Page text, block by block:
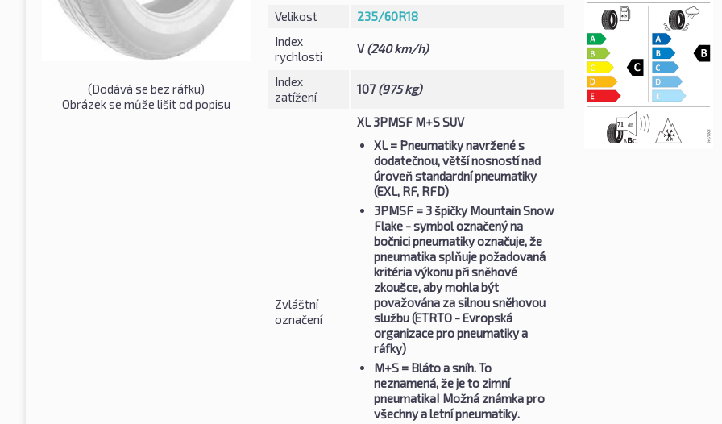
(Dodává se bez ráfku)
Obrázek se může lišit od popisu
Velikost
235/60R18
Index
rychlosti
V(240 km/h)
Index
zatížení
107 (975 kg)
Zvláštní
označení
XL 3PMSF M+S SUV
XL= Pneumatiky navržené s
dodatečnou, větší nosností nad
úroveň standardní pneumatiky
(EXL, RF, RFD)
3PMSF= 3 špičky Mountain Snow
Flake - symbol označený na
bočnici pneumatiky označuje, že
pneumatika splňuje požadovaná
kritéria výkonu při sněhové
zkoušce, aby mohla být
považována za silnou sněhovou
službu (ETRTO - Evropská
organizace pro pneumatiky a
ráfky)
M+S= Bláto a sníh. To
neznamená, že je to zimní
pneumatika! Možná známka pro
všechny a letní pneumatiky.